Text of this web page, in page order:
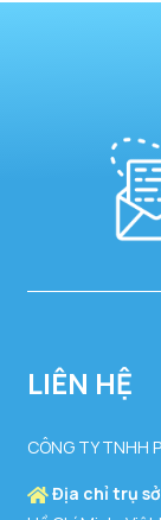
LIÊN HỆ
CÔNG TY TNHH
Địa chỉ trụ